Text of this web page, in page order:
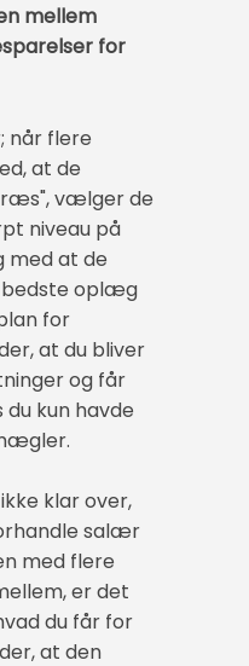
mellem
for
når flere
at de
vælger de
niveau på
med at de
bedste oplæg
for
at du bliver
og får
kun havde
klar over,
salær
med flere
er det
du får for
at den